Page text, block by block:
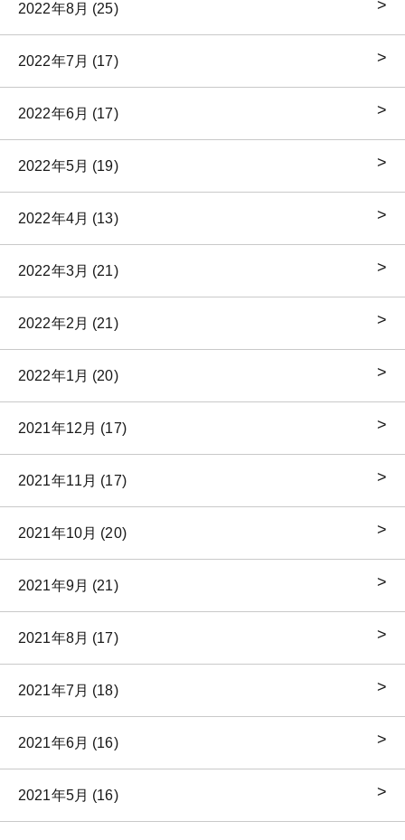
2022年8月 (25)
2022年7月 (17)
2022年6月 (17)
2022年5月 (19)
2022年4月 (13)
2022年3月 (21)
2022年2月 (21)
2022年1月 (20)
2021年12月 (17)
2021年11月 (17)
2021年10月 (20)
2021年9月 (21)
2021年8月 (17)
2021年7月 (18)
2021年6月 (16)
2021年5月 (16)